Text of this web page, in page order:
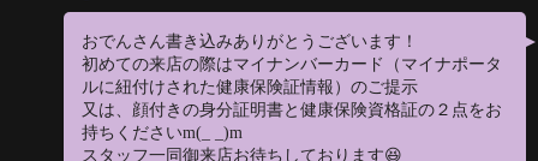
おでんさん書き込みありがとうございます！
初めての来店の際はマイナンバーカード（マイナポータ
ルに紐付けされた健康保険証情報）のご提示
又は、顔付きの身分証明書と健康保険資格証の２点をお
持ちくださいm(_ _)m
スタッフ一同御来店お待ちしております😆